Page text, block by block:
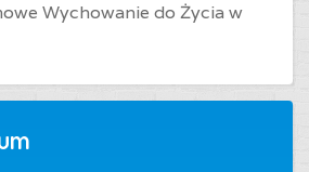
Wychowanie do Życia w